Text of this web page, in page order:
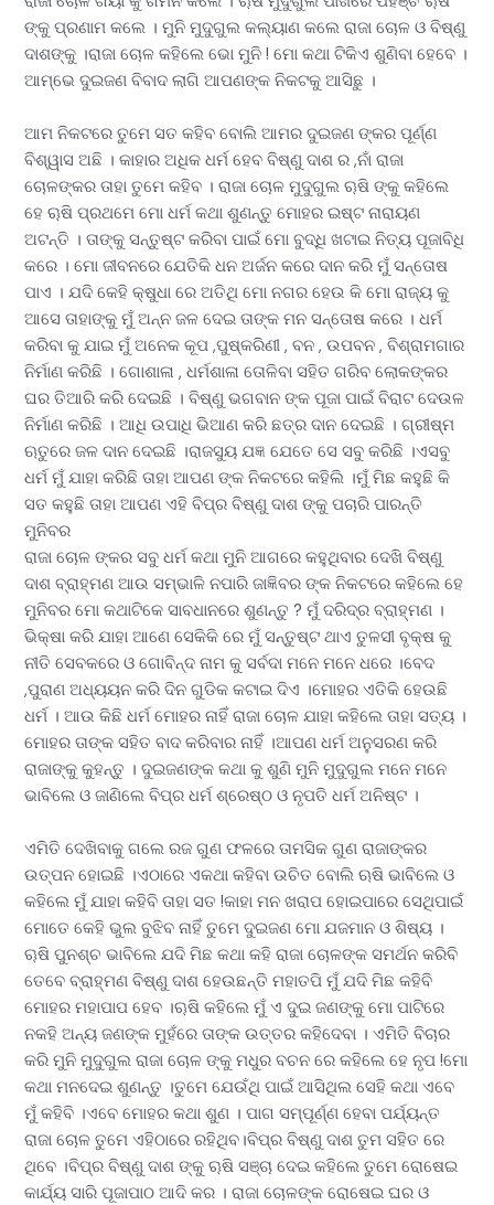
ଙ୍କୁ ପ୍ରଣାମ କଲେ । ମୁନି ମୁଦୁଗୁଲ କଲ୍ୟାଣ କଲେ ରାଜା ଚୋଳ ଓ ବିଷ୍ଣୁ
ଦାଶଙ୍କୁ ।ରାଜା ଚୋଳ କହିଲେ ଭୋ ମୁନି ! ମୋ କଥା ଟିକିଏ ଶୁଣିବା ହେବେ ।
ଆମ୍ଭେ ଦୁଇଜଣ ବିବାଦ ଲାଗି ଆପଣଙ୍କ ନିକଟକୁ ଆସିଛୁ ।
ଆମ ନିକଟରେ ତୁମେ ସତ କହିବ ବୋଲି ଆମର ଦୁଇଜଣ ଙ୍କର ପୂର୍ଣ୍ଣ
ବିଶ୍ୱାସ ଅଛି । କାହାର ଅଧିକ ଧର୍ମ ହେବ ବିଷ୍ଣୁ ଦାଶ ର ,ନାଁ ରାଜା
ଚୋଳଙ୍କର ତାହା ତୁମେ କହିବ । ରାଜା ଚୋଳ ମୁଦୁଗୁଲ ୠଷି ଙ୍କୁ କହିଲେ
ହେ ୠଷି ପ୍ରଥମେ ମୋ ଧର୍ମ କଥା ଶୁଣନ୍ତୁ ମୋହର ଇଷ୍ଟ ନାରାୟଣ
ଅଟନ୍ତି । ତାଙ୍କୁ ସନ୍ତୁଷ୍ଟ କରିବା ପାଇଁ ମୋ ବୁଦ୍ଧି ଖଟାଇ ନିତ୍ୟ ପୂଜାବିଧି
କରେ । ମୋ ଜୀବନରେ ଯେତିକି ଧନ ଅର୍ଜନ କରେ ଦାନ କରି ମୁଁ ସନ୍ତୋଷ
ପାଏ । ଯଦି କେହି କ୍ଷୁଧା ରେ ଅତିଥି ମୋ ନଗର ହେଉ କି ମୋ ରାଜ୍ୟ କୁ
ଆସେ ତାହାଙ୍କୁ ମୁଁ ଅନ୍ନ ଜଳ ଦେଇ ତାଙ୍କ ମନ ସନ୍ତୋଷ କରେ । ଧର୍ମ
କରିବା କୁ ଯାଇ ମୁଁ ଅନେକ କୂପ ,ପୁଷ୍କରିଣୀ , ବନ , ଉପବନ , ବିଶ୍ରାମଗାର
ନିର୍ମାଣ କରିଛି । ଗୋଶାଳା , ଧର୍ମଶାଳା ତୋଳିବା ସହିତ ଗରିବ ଲୋକଙ୍କର
ଘର ତିଆରି କରି ଦେଇଛି । ବିଷ୍ଣୁ ଭଗବାନ ଙ୍କ ପୂଜା ପାଇଁ ବିରାଟ ଦେଉଳ
ନିର୍ମାଣ କରିଛି । ଆଧି ଉପାଧି ଭିଆଣ କରି ଛତ୍ର ଦାନ ଦେଇଛି । ଗ୍ରୀଷ୍ମ
ଋତୁରେ ଜଳ ଦାନ ଦେଇଛି ।ରାଜସୁୟ ଯଜ୍ଞ ଯେତେ ସେ ସବୁ କରିଛି ।ଏସବୁ
ଧର୍ମ ମୁଁ ଯାହା କରିଛି ତାହା ଆପଣ ଙ୍କ ନିକଟରେ କହିଲି ।ମୁଁ ମିଛ କହୁଛି କି
ସତ କହୁଛି ତାହା ଆପଣ ଏହି ବିପ୍ର ବିଷ୍ଣୁ ଦାଶ ଙ୍କୁ ପଚାରି ପାରନ୍ତି
ମୁନିବର
ରାଜା ଚୋଳ ଙ୍କର ସବୁ ଧର୍ମ କଥା ମୁନି ଆଗରେ କହୁଥିବାର ଦେଖି ବିଷ୍ଣୁ
ଦାଶ ବ୍ରାହ୍ମଣ ଆଉ ସମ୍ଭାଳି ନପାରି ଜାଜ୍ଞିବର ଙ୍କ ନିକଟରେ କହିଲେ ହେ
ମୁନିବର ମୋ କଥାଟିକେ ସାବଧାନରେ ଶୁଣନ୍ତୁ ? ମୁଁ ଦରିଦ୍ର ବ୍ରାହ୍ମଣ ।
ଭିକ୍ଷା କରି ଯାହା ଆଣେ ସେକିକି ରେ ମୁଁ ସନ୍ତୁଷ୍ଟ ଥାଏ ତୁଳସୀ ବୃକ୍ଷ କୁ
ନୀତି ସେବକରେ ଓ ଗୋବିନ୍ଦ ନାମ କୁ ସର୍ବଦା ମନେ ମନେ ଧରେ ।ବେଦ
,ପୁରାଣ ଅଧ୍ୟୟନ କରି ଦିନ ଗୁଡିକ କଟାଇ ଦିଏ ।ମୋହର ଏତିକି ହେଉଛି
ଧର୍ମ । ଆଉ କିଛି ଧର୍ମ ମୋହର ନାହିଁ ରାଜା ଚୋଳ ଯାହା କହିଲେ ତାହା ସତ୍ୟ ।
ମୋହର ତାଙ୍କ ସହିତ ବାଦ କରିବାର ନାହିଁ ।ଆପଣ ଧର୍ମ ଅନୁସରଣ କରି
ରାଜାଙ୍କୁ କୁହନ୍ତୁ । ଦୁଇଜଣଙ୍କ କଥା କୁ ଶୁଣି ମୁନି ମୁଦୁଗୁଲ ମନେ ମନେ
ଭାବିଲେ ଓ ଜାଣିଲେ ବିପ୍ର ଧର୍ମ ଶ୍ରେଷ୍ଠ ଓ ନୃପତି ଧର୍ମ ଅନିଷ୍ଟ ।
ଏମିତି ଦେଖିବାକୁ ଗଲେ ରଜ ଗୁଣ ଫଳରେ ତାମସିକ ଗୁଣ ରାଜାଙ୍କର
ଉତ୍ପନ ହୋଇଛି ।ଏଠାରେ ଏକଥା କହିବା ଉଚିତ ବୋଲି ଋଷି ଭାବିଲେ ଓ
କହିଲେ ମୁଁ ଯାହା କହିବି ତାହା ସତ !କାହା ମନ ଖରାପ ହୋଇପାରେ ସେଥିପାଇଁ
ମୋତେ କେହି ଭୁଲ ବୁଝିବ ନାହିଁ ତୁମେ ଦୁଇଜଣ ମୋ ଯଜମାନ ଓ ଶିଷ୍ୟ ।
ୠଷି ପୁନଶ୍ଚ ଭାବିଲେ ଯଦି ମିଛ କଥା କହି ରାଜା ଚୋଳଙ୍କ ସମର୍ଥନ କରିବି
ତେବେ ବ୍ରାହ୍ମଣ ବିଷ୍ଣୁ ଦାଶ ହେଉଛନ୍ତି ମହାତପି ମୁଁ ଯଦି ମିଛ କହିବି
ମୋହର ମହାପାପ ହେବ ।ୠଷି କହିଲେ ମୁଁ ଏ ଦୁଇ ଜଣଙ୍କୁ ମୋ ପାଟିରେ
ନକହି ଅନ୍ୟ ଜଣଙ୍କ ମୁହଁରେ ତାଙ୍କ ଉତ୍ତର କହିଦେବା । ଏମିତି ବିଚାର
କରି ମୁନି ମୁଦୁଗୁଲ ରାଜା ଚୋଳ ଙ୍କୁ ମଧୁର ବଚନ ରେ କହିଲେ ହେ ନୃପ !ମୋ
କଥା ମନଦେଇ ଶୁଣନ୍ତୁ ।ତୁମେ ଯେଉଁଥି ପାଇଁ ଆସିଥିଲ ସେହି କଥା ଏବେ
ମୁଁ କହିବି ।ଏବେ ମୋହର କଥା ଶୁଣ । ପାଗ ସମ୍ପୂର୍ଣ୍ଣ ହେବା ପର୍ଯ୍ୟନ୍ତ
ରାଜା ଚୋଳ ତୁମେ ଏହିଠାରେ ରହିଥିବ।ବିପ୍ର ବିଷ୍ଣୁ ଦାଶ ତୁମ ସହିତ ରେ
ଥିବେ ।ବିପ୍ର ବିଷ୍ଣୁ ଦାଶ ଙ୍କୁ ୠଷି ସଞ୍ଚା ଦେଇ କହିଲେ ତୁମେ ରୋଷେଇ
କାର୍ଯ୍ୟ ସାରି ପୂଜାପାଠ ଆଦି କର । ରାଜା ଚୋଳଙ୍କ ରୋଷେଇ ଘର ଓ